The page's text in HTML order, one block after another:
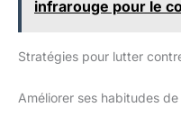
infrarouge pour le
Stratégies pour lutter
Améliorer ses habitudes de